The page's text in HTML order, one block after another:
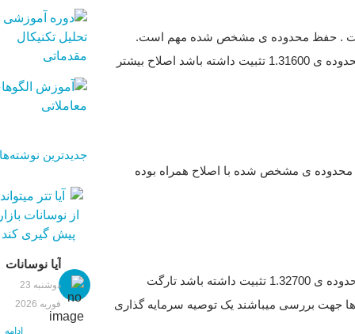
ی 1.33700 قرار دارد. احتمال اصلاح بیشتر تا محدوده ی 1.32 می توان در نظر گرفت . حفظ محدوده ی مشخص شده مهم است.
ممکن از محدوده ی 1.3210/ 1.31700 با واکنش مثبت همراه شود باید دید که قیمت چه واکنشی نشان خواهد داد. در صورتی که قیمت پایین تر از محدوده ی 1.31600 تثبیت داشته باشد اصلاح بیشتر
محدوده ی مشخص شده با اصلاح همراه بوده
در حال حاضر قیمت از محدوده ی 1.35100 ریجکت شده است و در محدوده ی 1.33700 قرار دارد. در تایم روزانه در صورتی که قیمت پایین تر از محدوده ی 1.32700 تثبیت داشته باشد تارگت
مهم است. توجه داشته باشید تحلیل ها جهت بررسی میباشند یک توصیه سرمایه گذاری
جدیدترین نوشته‌ها
آیا نوسانات
تتر می‌تواند
جهت بازار
کریپتو را
دوشنبه 23
فوریه 2026
ادامه